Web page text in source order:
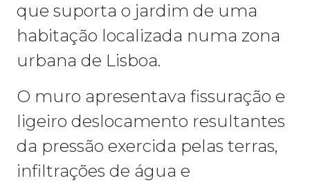
que suporta o jardim de uma
habitação localizada numa zona
urbana de Lisboa.
O muro apresentava fissuração e
ligeiro deslocamento resultantes
da pressão exercida pelas terras,
infiltrações de água e